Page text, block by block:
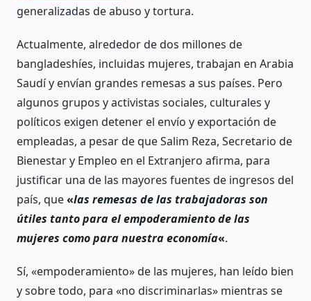
generalizadas de abuso y tortura.
Actualmente, alrededor de dos millones de
bangladeshíes, incluidas mujeres, trabajan en Arabia
Saudí y envían grandes remesas a sus países. Pero
algunos grupos y activistas sociales, culturales y
políticos exigen detener el envío y exportación de
empleadas, a pesar de que Salim Reza, Secretario de
Bienestar y Empleo en el Extranjero afirma, para
justificar una de las mayores fuentes de ingresos del
país, que«las remesas de las trabajadoras son
útiles tanto para el empoderamiento de las
mujeres como para nuestra economía«.
Sí, «empoderamiento» de las mujeres, han leído bien
y sobre todo, para «no discriminarlas» mientras se